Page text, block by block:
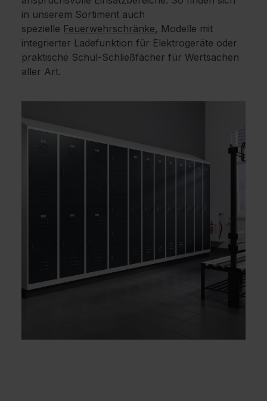
in unserem Sortiment auch
spezielle Feuerwehrschränke, Modelle mit
integrierter Ladefunktion für Elektrogeräte oder
praktische Schul-Schließfächer für Wertsachen
aller Art.